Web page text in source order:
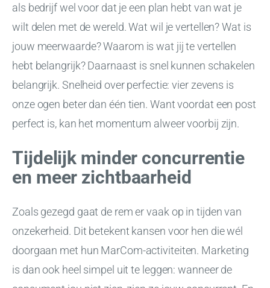
als bedrijf wel voor dat je een plan hebt van wat je
wilt delen met de wereld. Wat wil je vertellen? Wat is
jouw meerwaarde? Waarom is wat jij te vertellen
hebt belangrijk? Daarnaast is snel kunnen schakelen
belangrijk. Snelheid over perfectie: vier zevens is
onze ogen beter dan één tien. Want voordat een post
perfect is, kan het momentum alweer voorbij zijn.
Tijdelijk minder concurrentie
en meer zichtbaarheid
Zoals gezegd gaat de rem er vaak op in tijden van
onzekerheid. Dit betekent kansen voor hen die wél
doorgaan met hun MarCom-activiteiten. Marketing
is dan ook heel simpel uit te leggen: wanneer de